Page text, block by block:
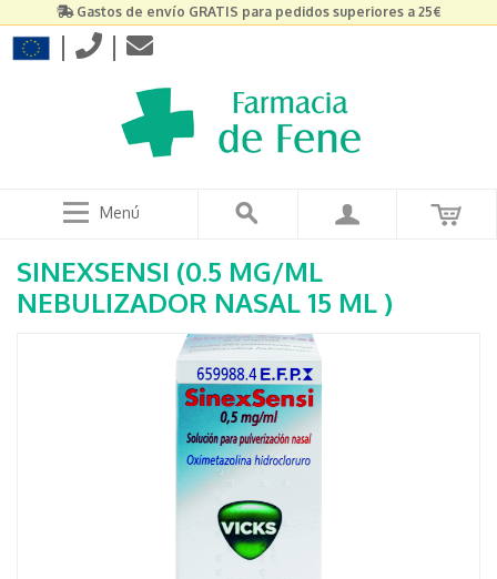
Gastos de envío GRATIS para pedidos superiores a 25€
| |
Menú
SINEXSENSI (0.5 MG/ML
NEBULIZADOR NASAL 15 ML )